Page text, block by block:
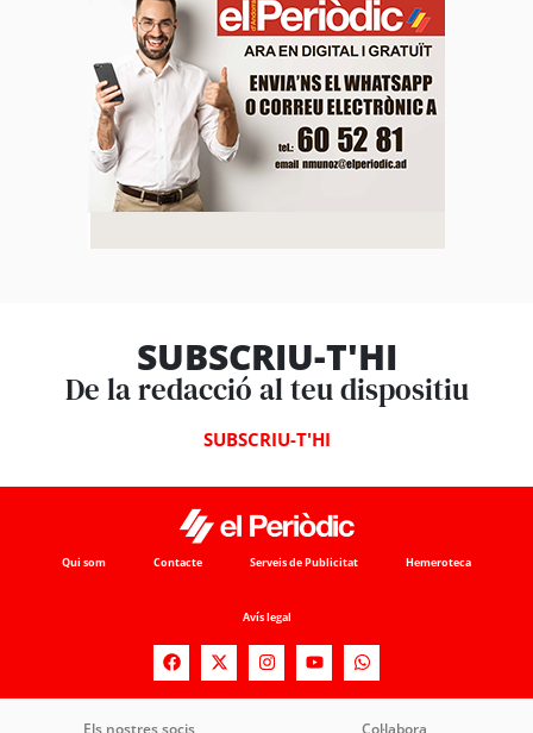
SUBSCRIU-T'HI
De la redacció al teu dispositiu
SUBSCRIU-T'HI
Qui som Contacte Serveis de Publicitat Hemeroteca
Avís legal
Els nostres socis Col·labora